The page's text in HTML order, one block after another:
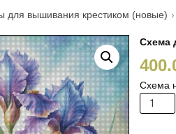
для вышивания крестиком (новые) ›
Схема
Схема
товара